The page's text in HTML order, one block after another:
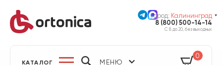
Город: Калининград
8 (800) 500-14-14
С 8 до 20, без выходных
КАТАЛОГ МЕНЮ
0